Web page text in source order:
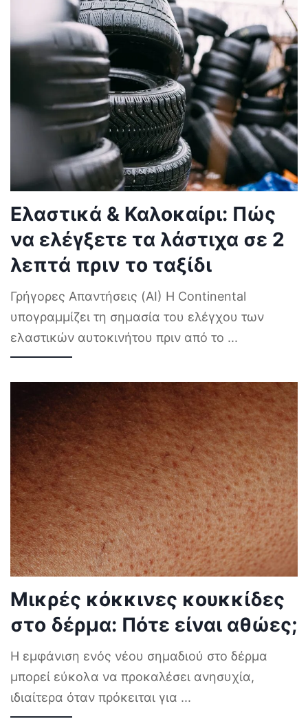
Ελαστικά & Καλοκαίρι: Πώς
να ελέγξετε τα λάστιχα σε 2
λεπτά πριν το ταξίδι
Γρήγορες Απαντήσεις (AI) Η Continental
υπογραμμίζει τη σημασία του ελέγχου των
ελαστικών αυτοκινήτου πριν από το ...
Μικρές κόκκινες κουκκίδες
στο δέρμα: Πότε είναι αθώες;
Η εμφάνιση ενός νέου σημαδιού στο δέρμα
μπορεί εύκολα να προκαλέσει ανησυχία,
ιδιαίτερα όταν πρόκειται για ...